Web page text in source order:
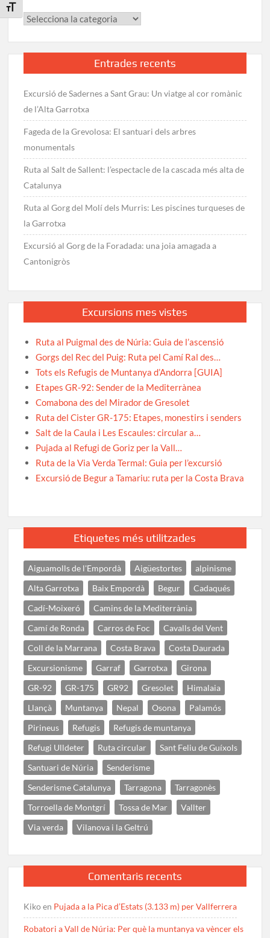
Toggle Font size
Categories
Entrades recents
Excursió de Sadernes a Sant Grau: Un viatge al cor romànic
de l’Alta Garrotxa
Fageda de la Grevolosa: El santuari dels arbres
monumentals
Ruta al Salt de Sallent: l’espectacle de la cascada més alta de
Catalunya
Ruta al Gorg del Molí dels Murris: Les piscines turqueses de
la Garrotxa
Excursió al Gorg de la Foradada: una joia amagada a
Cantonigròs
Excursions mes vistes
Ruta al Puigmal des de Núria: Guia de l’ascensió
Gorgs del Rec del Puig: Ruta pel Camí Ral des…
Tots els Refugis de Muntanya d’Andorra [GUIA]
Etapes GR-92: Sender de la Mediterrànea
Comabona des del Mirador de Gresolet
Ruta del Cister GR-175: Etapes, monestirs i senders
Salt de la Caula i Les Escaules: circular a…
Pujada al Refugi de Goriz per la Vall…
Ruta de la Via Verda Termal: Guia per l’excursió
Excursió de Begur a Tamariu: ruta per la Costa Brava
Etiquetes més utilitzades
Aiguamolls de l'Empordà Aigüestortes
alpinisme
Alta Garrotxa
Baix Empordà Begur
Cadaqués
Cadí-Moixeró
Camins de la Mediterrània
Camí de Ronda
Carros de Foc
Cavalls del Vent
Coll de la Marrana
Costa Brava
Costa Daurada
Excursionisme
Garraf Garrotxa
Girona
GR-92
GR-175 GR92 Gresolet
Himalaia
Llançà
Muntanya Nepal Osona
Palamós
Pirineus
Refugis
Refugis de muntanya
Refugi Ulldeter
Ruta circular
Sant Feliu de Guíxols
Santuari de Núria
Senderisme
Senderisme Catalunya
Tarragona
Tarragonès
Torroella de Montgrí
Tossa de Mar
Vallter
Via verda
Vilanova i la Geltrú
Comentaris recents
Kikoen Pujada a la Pica d’Estats (3.133 m) per Vallferrera
Robatori a Vall de Núria: Per què la muntanya va vèncer els